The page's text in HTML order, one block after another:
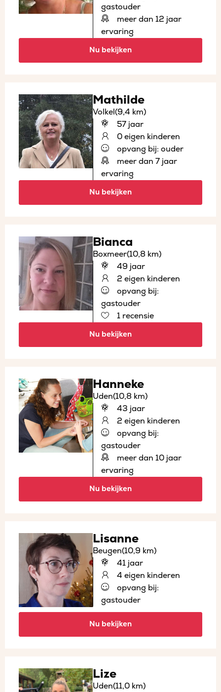
gastouder
meer dan 12 jaar
ervaring
Nu bekijken
Mathilde
Volkel(9,4 km)
57 jaar
0 eigen kinderen
opvang bij: ouder
meer dan 7 jaar
ervaring
Nu bekijken
Bianca
Boxmeer(10,8 km)
49 jaar
2 eigen kinderen
opvang bij:
gastouder
1 recensie
Nu bekijken
Hanneke
Uden(10,8 km)
43 jaar
2 eigen kinderen
opvang bij:
gastouder
meer dan 10 jaar
ervaring
Nu bekijken
Lisanne
Beugen(10,9 km)
41 jaar
4 eigen kinderen
opvang bij:
gastouder
Nu bekijken
Lize
Uden(11,0 km)